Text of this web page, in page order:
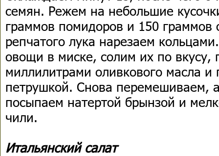
семян. Режем на небольшие
граммов помидоров и 150 граммов
репчатого лука нарезаем
овощи в миске, солим их по вкусу,
миллилитрами оливкового масла
петрушкой. Снова перемешиваем,
посыпаем натертой брынзой и
чили.
Итальянский салат